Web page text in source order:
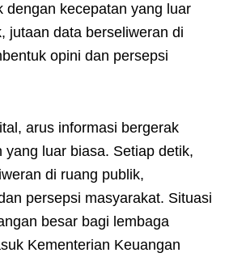
dengan kecepatan yang luar
jutaan data berseliweran di
opini dan persepsi
arus informasi bergerak
yang luar biasa. Setiap detik,
di ruang publik,
persepsi masyarakat. Situasi
besar bagi lembaga
Kementerian Keuangan